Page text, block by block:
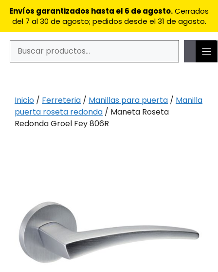
Envíos garantizados hasta el 6 de agosto.Cerrados
del 7 al 30 de agosto; pedidos desde el 31 de agosto.
Inicio / Ferreteria / Manillas para puerta / Manilla
puerta roseta redonda / Maneta Roseta
Redonda Groel Fey 806R